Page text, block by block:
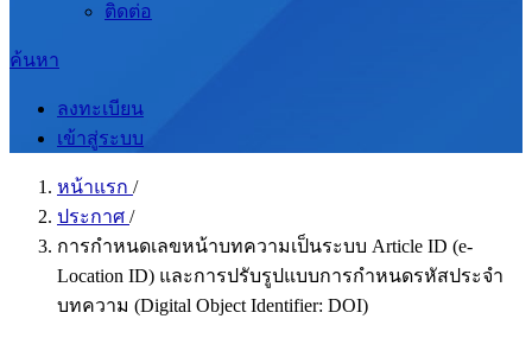
ติดต่อ
ค้นหา
ลงทะเบียน
เข้าสู่ระบบ
หน้าแรก /
ประกาศ /
การกำหนดเลขหน้าบทความเป็นระบบ Article ID (e-
Location ID) และการปรับรูปแบบการกำหนดรหัสประจำ
บทความ (Digital Object Identifier: DOI)